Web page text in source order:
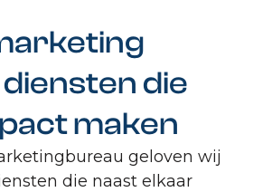
die
maken
geloven wij
die naast elkaar